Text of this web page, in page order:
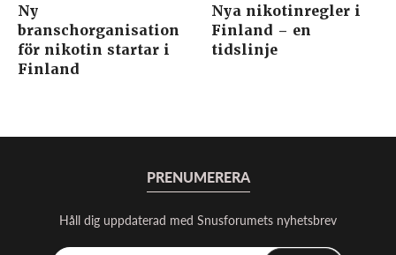
Ny
branschorganisation
för nikotin startar i
Finland
Nya nikotinregler i
Finland – en
tidslinje
PRENUMERERA
Håll dig uppdaterad med Snusforumets nyhetsbrev